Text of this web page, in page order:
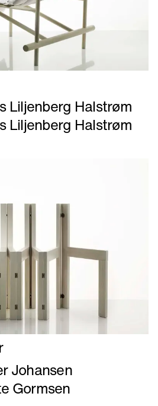
Liljenberg Halstrøm
Liljenberg Halstrøm
Johansen
Gormsen